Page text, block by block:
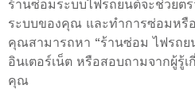
ร้านซ่อมระบบไฟรถยนต์จะช่วยต
ระบบของคุณ และทำการซ่อมหรื
คุณสามารถหา “ร้านซ่อม ไฟรถย
อินเตอร์เน็ต หรือสอบถามจากผู้รู้
คุณ